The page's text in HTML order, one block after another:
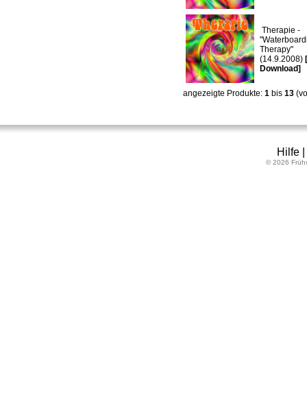
Therapie -
Therapy"
(14.9.2008)
Download]
angezeigte Produkte: 1 bis 13
Hilfe
© 2026